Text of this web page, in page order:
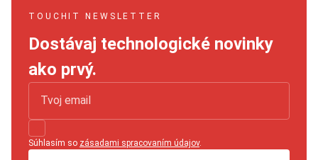
TOUCHIT NEWSLETTER
Dostávaj technologické novinky
ako prvý.
Súhlasím so zásadami spracovaním údajov.